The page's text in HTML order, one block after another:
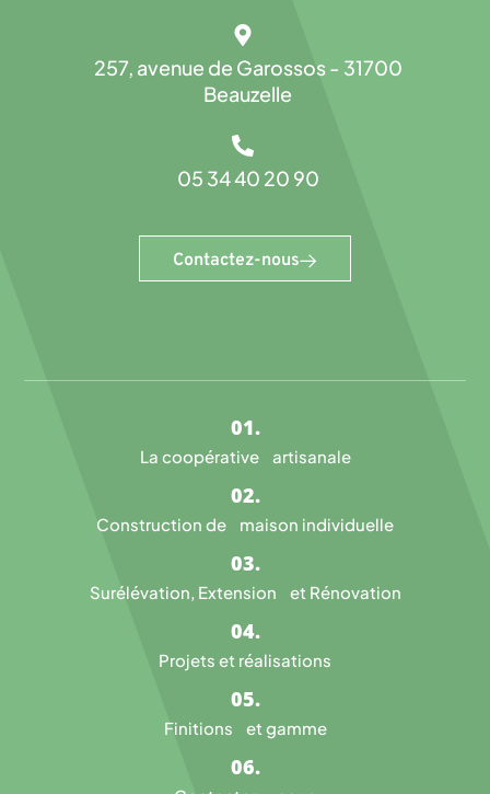
257, avenue de Garossos - 31700
Beauzelle
05 34 40 20 90
Contactez-nous
La coopérative artisanale
Construction de maison individuelle
Surélévation, Extension et Rénovation
Projets et réalisations
Finitions et gamme